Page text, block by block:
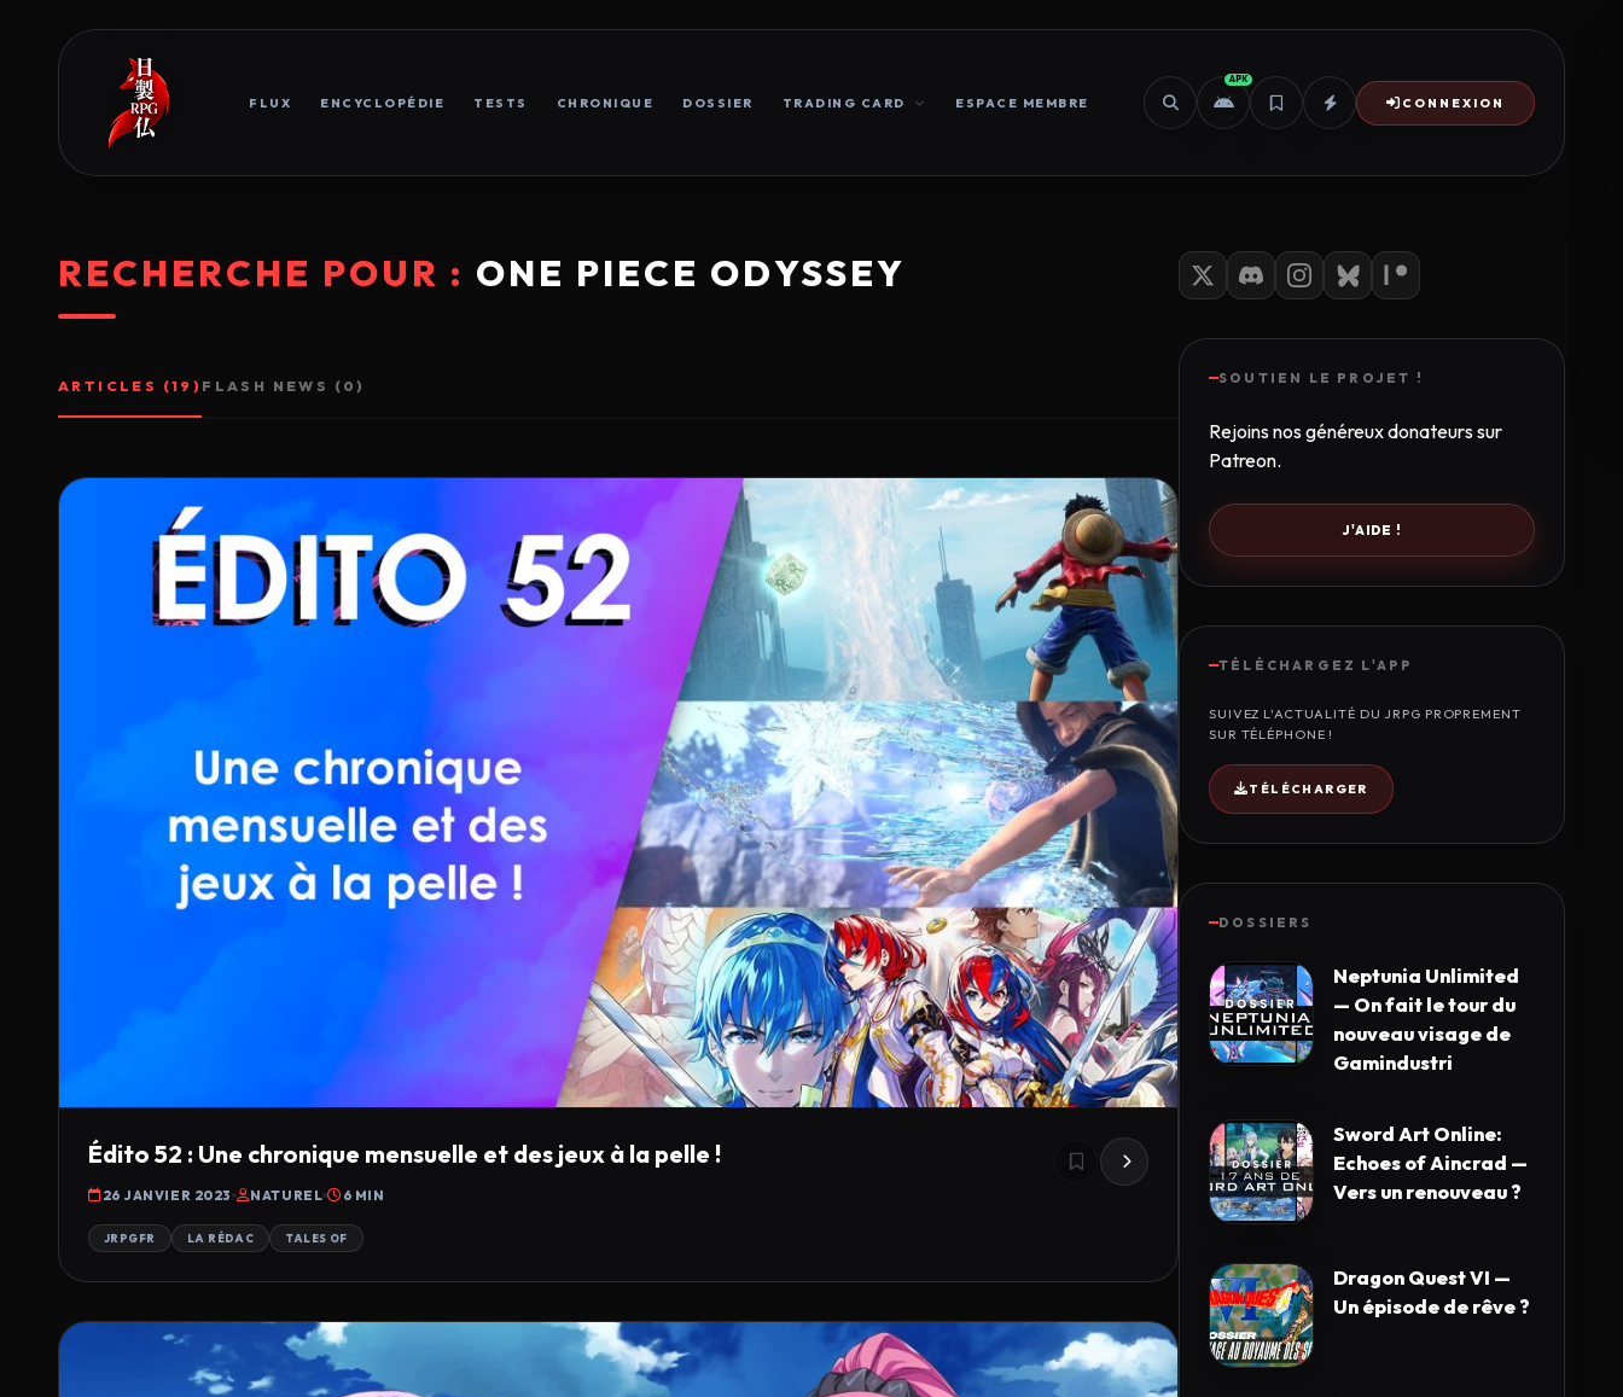
FLUX ENCYCLOPÉDIE TESTS CHRONIQUE DOSSIER TRADING CARD ESPACE MEMBRE
APK
CONNEXION
RECHERCHE POUR : ONE PIECE ODYSSEY
ARTICLES (19) FLASH NEWS (0)
Édito 52 : Une chronique mensuelle et des jeux à la pelle !
26 JANVIER 2023 NATUREL 6 MIN
JRPGFR LA RÉDAC TALES OF
SOUTIEN LE PROJET !
Rejoins nos généreux donateurs sur
Patreon.
J'AIDE !
TÉLÉCHARGEZ L'APP
SUIVEZ L'ACTUALITÉ DU JRPG PROPREMENT
SUR TÉLÉPHONE !
TÉLÉCHARGER
DOSSIERS
Neptunia Unlimited
— On fait le tour du
nouveau visage de
Gamindustri
Sword Art Online:
Echoes of Aincrad —
Vers un renouveau ?
Dragon Quest VI —
Un épisode de rêve ?